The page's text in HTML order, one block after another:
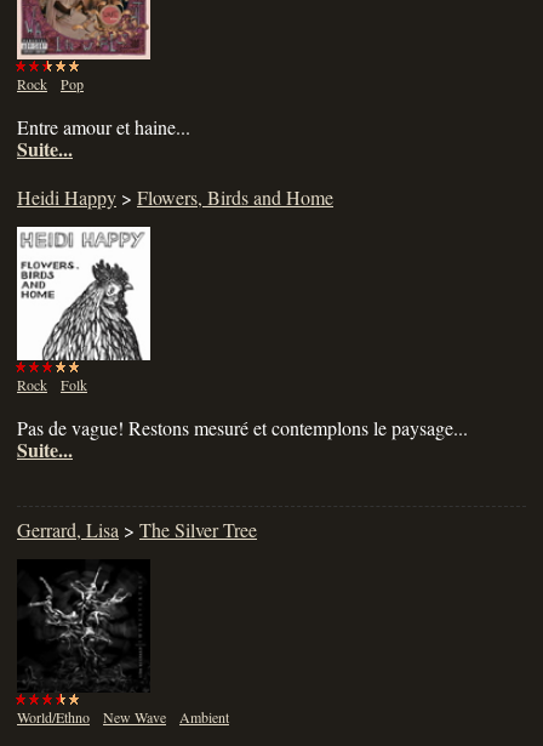
Rock Pop
Entre amour et haine...
Suite...
Heidi Happy > Flowers, Birds and Home
Rock Folk
Pas de vague! Restons mesuré et contemplons le paysage...
Suite...
Gerrard, Lisa > The Silver Tree
World/Ethno New Wave Ambient